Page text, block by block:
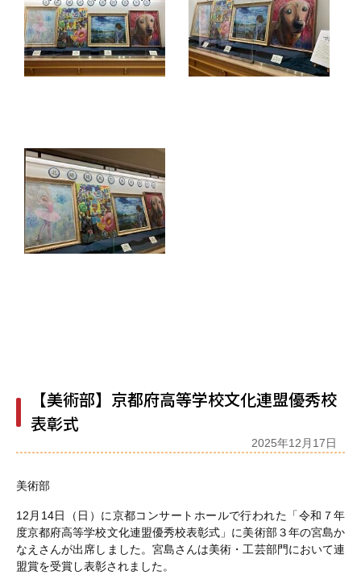
【美術部】京都府高等学校文化連盟優秀校
表彰式
2025年12月17日
美術部
12月14日（日）に京都コンサートホールで行われた「令和７年
度京都府高等学校文化連盟優秀校表彰式」に美術部３年の宮島か
なえさんが出席しました。宮島さんは美術・工芸部門において連
盟賞を受賞し表彰されました。